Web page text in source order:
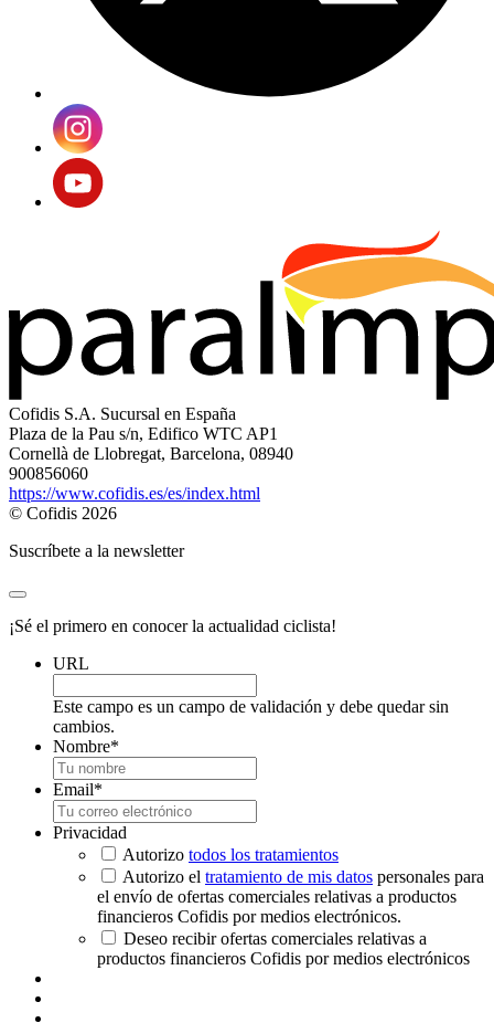
Cofidis S.A. Sucursal en España
Plaza de la Pau s/n, Edifico WTC AP1
Cornellà de Llobregat, Barcelona, 08940
900856060
https://www.cofidis.es/es/index.html
© Cofidis 2026
Suscríbete a la newsletter
¡Sé el primero en conocer la actualidad ciclista!
URL
Este campo es un campo de validación y debe quedar sin
cambios.
Nombre*
Email*
Privacidad
Autorizo todos los tratamientos
Autorizo el tratamiento de mis datos personales para
el envío de ofertas comerciales relativas a productos
financieros Cofidis por medios electrónicos.
Deseo recibir ofertas comerciales relativas a
productos financieros Cofidis por medios electrónicos